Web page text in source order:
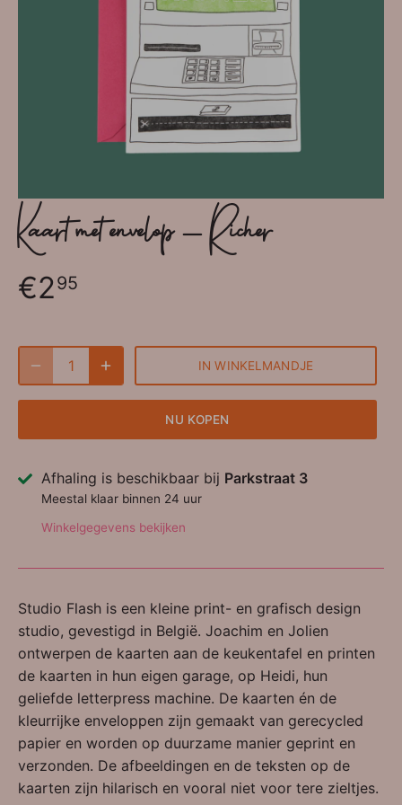
Kaart met envelop - Richer
€295
IN WINKELMANDJE
NU KOPEN
Afhaling is beschikbaar bij Parkstraat 3
Meestal klaar binnen 24 uur
Winkelgegevens bekijken
Studio Flash is een kleine print- en grafisch design
studio, gevestigd in België. Joachim en Jolien
ontwerpen de kaarten aan de keukentafel en printen
de kaarten in hun eigen garage, op Heidi, hun
geliefde letterpress machine. De kaarten én de
kleurrijke enveloppen zijn gemaakt van gerecycled
papier en worden op duurzame manier geprint en
verzonden. De afbeeldingen en de teksten op de
kaarten zijn hilarisch en vooral niet voor tere zieltjes.